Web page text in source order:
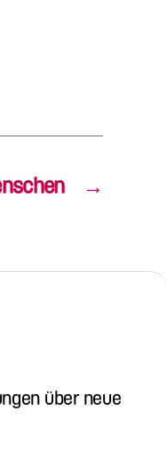
→
über neue